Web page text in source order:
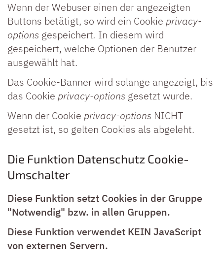
Wenn der Webuser einen der angezeigten
Buttons betätigt, so wird ein Cookie privacy-
options gespeichert. In diesem wird
gespeichert, welche Optionen der Benutzer
ausgewählt hat.
Das Cookie-Banner wird solange angezeigt, bis
das Cookie privacy-options gesetzt wurde.
Wenn der Cookie privacy-options NICHT
gesetzt ist, so gelten Cookies als abgeleht.
Die Funktion Datenschutz Cookie-
Umschalter
Diese Funktion setzt Cookies in der Gruppe
"Notwendig" bzw. in allen Gruppen.
Diese Funktion verwendet KEIN JavaScript
von externen Servern.